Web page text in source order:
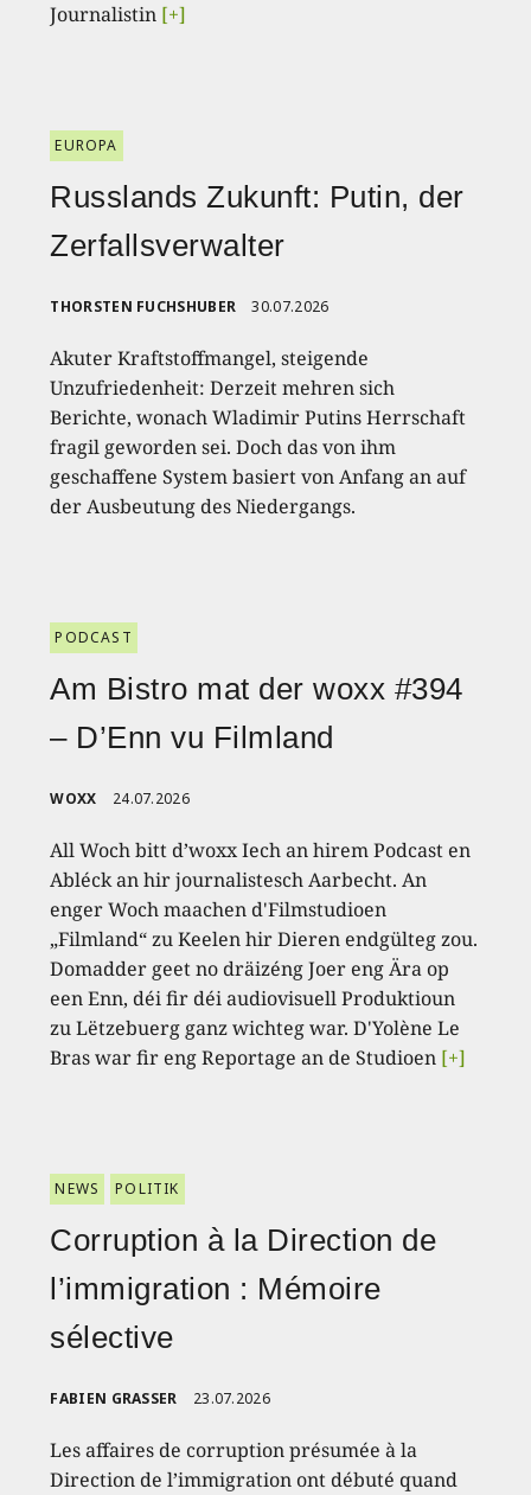
Journalistin [+]
EUROPA
Russlands Zukunft: Putin, der
Zerfallsverwalter
THORSTEN FUCHSHUBER 30.07.2026
Akuter Kraftstoffmangel, steigende
Unzufriedenheit: Derzeit mehren sich
Berichte, wonach Wladimir Putins Herrschaft
fragil geworden sei. Doch das von ihm
geschaffene System basiert von Anfang an auf
der Ausbeutung des Niedergangs.
PODCAST
Am Bistro mat der woxx #394
– D’Enn vu Filmland
WOXX 24.07.2026
All Woch bitt d’woxx Iech an hirem Podcast en
Abléck an hir journalistesch Aarbecht. An
enger Woch maachen d'Filmstudioen
„Filmland“ zu Keelen hir Dieren endgülteg zou.
Domadder geet no dräizéng Joer eng Ära op
een Enn, déi fir déi audiovisuell Produktioun
zu Lëtzebuerg ganz wichteg war. D'Yolène Le
Bras war fir eng Reportage an de Studioen [+]
NEWS POLITIK
Corruption à la Direction de
l’immigration : Mémoire
sélective
FABIEN GRASSER 23.07.2026
Les affaires de corruption présumée à la
Direction de l’immigration ont débuté quand